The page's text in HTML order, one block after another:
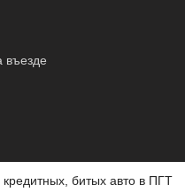
въезде
битых авто в ПГТ